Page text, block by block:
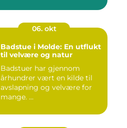
06. okt
Badstue i Molde: En utflukt
til velvære og natur
Badstuer har gjennom
århundrer vært en kilde til
avslapning og velvære for
mange. ...